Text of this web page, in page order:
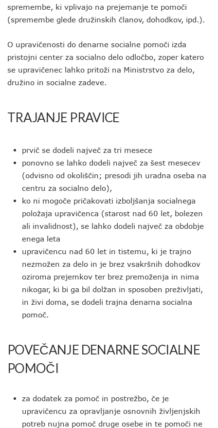
spremembe, ki vplivajo na prejemanje te pomoči
(spremembe glede družinskih članov, dohodkov, ipd.).
O upravičenosti do denarne socialne pomoči izda
pristojni center za socialno delo odločbo, zoper katero
se upravičenec lahko pritoži na Ministrstvo za delo,
družino in socialne zadeve.
TRAJANJE PRAVICE
prvič se dodeli največ za tri mesece
ponovno se lahko dodeli največ za šest mesecev
(odvisno od okoliščin; presodi jih uradna oseba na
centru za socialno delo),
ko ni mogoče pričakovati izboljšanja socialnega
položaja upravičenca (starost nad 60 let, bolezen
ali invalidnost), se lahko dodeli največ za obdobje
enega leta
upravičencu nad 60 let in tistemu, ki je trajno
nezmožen za delo in je brez vsakršnih dohodkov
oziroma prejemkov ter brez premoženja in nima
nikogar, ki bi ga bil dolžan in sposoben preživljati,
in živi doma, se dodeli trajna denarna socialna
pomoč.
POVEČANJE DENARNE SOCIALNE
POMOČI
za dodatek za pomoč in postrežbo, če je
upravičencu za opravljanje osnovnih življenjskih
potreb nujna pomoč druge osebe in te pomoči ne